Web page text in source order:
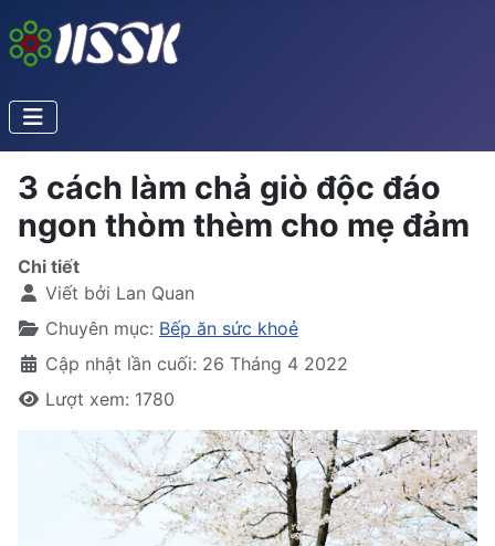
3 cách làm chả giò độc đáo
ngon thòm thèm cho mẹ đảm
Chi tiết
Viết bởi Lan Quan
Chuyên mục: Bếp ăn sức khoẻ
Cập nhật lần cuối: 26 Tháng 4 2022
Lượt xem: 1780